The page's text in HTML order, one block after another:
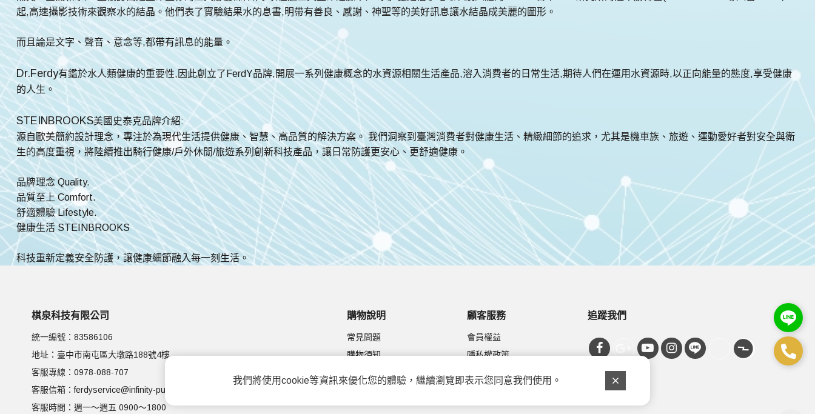
起,高速攝影技術來觀察水的結晶。他們表了實驗結果水的息書,明帶有善良、感謝、神聖等的美好訊息讓水結晶成美麗的圖形。
而且論是文字、聲音、意念等,都帶有訊息的能量。
Dr.Ferdy有鑑於水人類健康的重要性,因此創立了FerdY品牌,開展一系列健康概念的水資源相關生活產品,溶入消費者的日常生活,期待人們在運用水資源時,以正向能量的態度,享受健康
的人生。
STEINBROOKS美國史泰克品牌介紹:
源自歐美簡約設計理念，專注於為現代生活提供健康、智慧、高品質的解決方案。 我們洞察到臺灣消費者對健康生活、精緻細節的追求，尤其是機車族、旅遊、運動愛好者對安全與衛
生的高度重視，將陸續推出騎行健康/戶外休閒/旅遊系列創新科技產品，讓日常防護更安心、更舒適健康。
品牌理念 Quality.
品質至上 Comfort.
舒適體驗 Lifestyle.
健康生活 STEINBROOKS
科技重新定義安全防護，讓健康細節融入每一刻生活。
棋泉科技有限公司
統一編號：83586106
地址：臺中市南屯區大墩路188號4樓
客服專線： 0978-088-707
客服信箱：ferdyservice@infinity-pure.com
客服時間：週一～週五 0900～1800
購物說明
常見問題
購物須知
顧客服務
會員權益
隱私權政策
追蹤我們
我們將使用cookie等資訊來優化您的體驗，繼續瀏覽即表示您同意我們使用。